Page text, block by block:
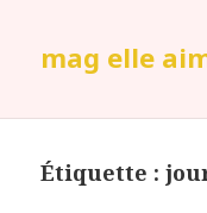
mag elle
Étiquette :